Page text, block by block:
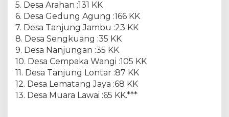
5. Desa Arahan :131 KK
6. Desa Gedung Agung :166 KK
7. Desa Tanjung Jambu :23 KK
8. Desa Sengkuang :35 KK
9. Desa Nanjungan :35 KK
10. Desa Cempaka Wangi :105 KK
11. Desa Tanjung Lontar :87 KK
12. Desa Lematang Jaya :68 KK
13. Desa Muara Lawai :65 KK.***